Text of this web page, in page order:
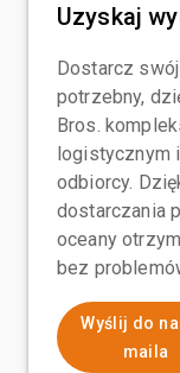
Uzyskaj
Dostarcz
potrzebny,
Bros.
logistycznym
odbiorcy.
dostarczania
oceany
bez
Wyślij do
maila